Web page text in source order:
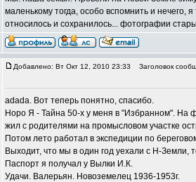
маленькому тогда, особо вспомнить и нечего,
относилось и сохранилось... фотографии
Добавлено: Вт Окт 12, 2010 23:33 Заголовок
adada. Вот теперь понятно, спасибо.
Норо Я - Тайна 50-х у меня в "Избранном". На
жил с родителями на промысловом участке
Потом лето работал в экспедиции по
Выходит, что мы в один год уехали с Н-Земли,
Паспорт я получал у Вылки И.К.
Удачи. Валерьян. Новоземелец 1936-1953г.